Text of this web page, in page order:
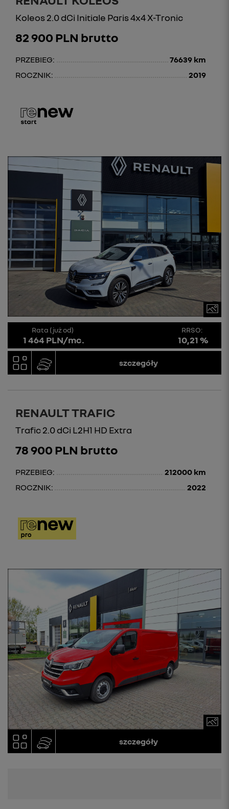
Koleos 2.0 dCi Initiale Paris 4x4 X-Tronic
82 900 PLN brutto
PRZEBIEG:
76639 km
ROCZNIK:
2019
Rata (już od)
1 464 PLN/mc.
RRSO:
10,21 %
szczegóły
RENAULT TRAFIC
Trafic 2.0 dCi L2H1 HD Extra
78 900 PLN brutto
PRZEBIEG:
212000 km
ROCZNIK:
2022
szczegóły